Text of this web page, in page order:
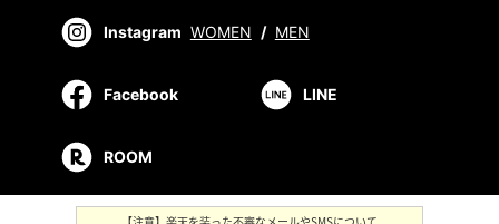
Instagram WOMEN / MEN
Facebook LINE
ROOM